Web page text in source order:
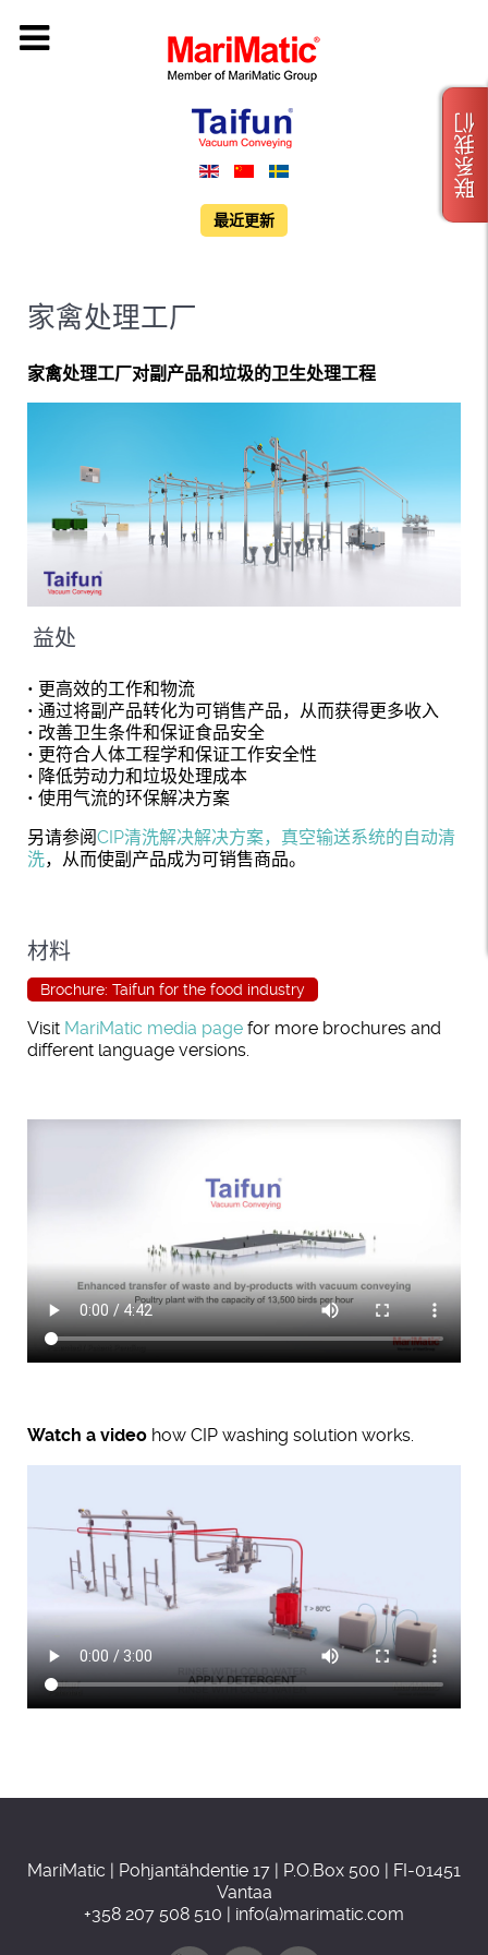
最近更新
家禽处理工厂
家禽处理工厂对副产品和垃圾的卫生处理工程
益处
• 更高效的工作和物流
• 通过将副产品转化为可销售产品，从而获得更多收入
• 改善卫生条件和保证食品安全
• 更符合人体工程学和保证工作安全性
• 降低劳动力和垃圾处理成本
• 使用气流的环保解决方案
另请参阅CIP清洗解决解决方案，真空输送系统的自动清
洗，从而使副产品成为可销售商品。
材料
Brochure: Taifun for the food industry
Visit MariMatic media page for more brochures and
different language versions.
Watch a video how CIP washing solution works.
MariMatic | Pohjantähdentie 17 | P.O.Box 500 | FI-01451
Vantaa
+358 207 508 510 | info(a)marimatic.com
联系我们